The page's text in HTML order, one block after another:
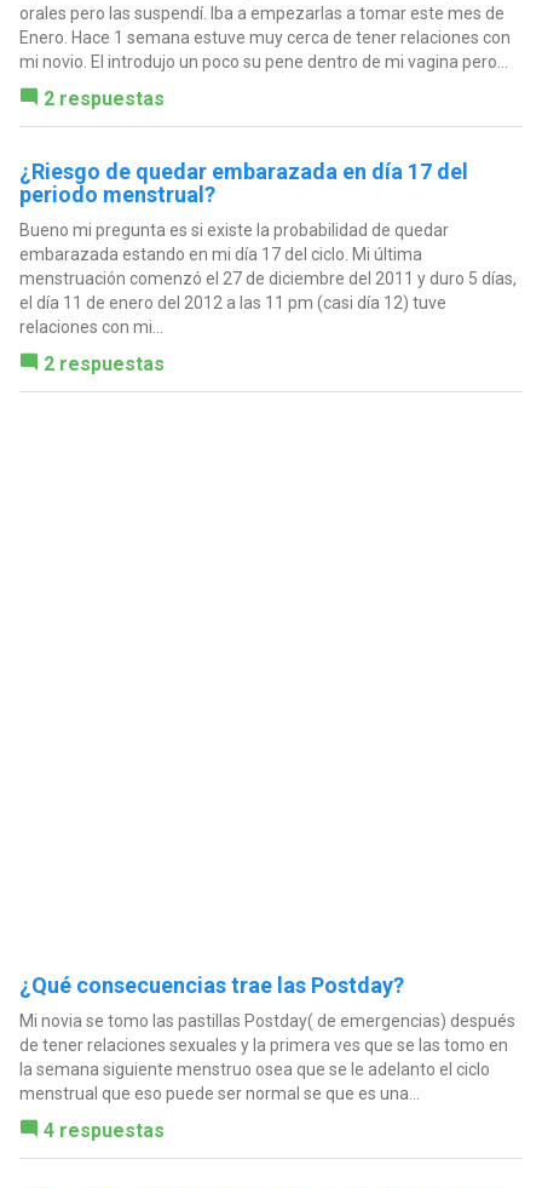
orales pero las suspendí. Iba a empezarlas a tomar este mes de
Enero. Hace 1 semana estuve muy cerca de tener relaciones con
mi novio. El introdujo un poco su pene dentro de mi vagina pero...
2 respuestas
¿Riesgo de quedar embarazada en día 17 del
periodo menstrual?
Bueno mi pregunta es si existe la probabilidad de quedar
embarazada estando en mi día 17 del ciclo. Mi última
menstruación comenzó el 27 de diciembre del 2011 y duro 5 días,
el día 11 de enero del 2012 a las 11 pm (casi día 12) tuve
relaciones con mi...
2 respuestas
¿Qué consecuencias trae las Postday?
Mi novia se tomo las pastillas Postday( de emergencias) después
de tener relaciones sexuales y la primera ves que se las tomo en
la semana siguiente menstruo osea que se le adelanto el ciclo
menstrual que eso puede ser normal se que es una...
4 respuestas